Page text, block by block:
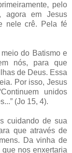
pelo
agora em Jesus
nele crê. Pela fé
do Batismo e
nós, para que
de Deus. Essa
Por isso, Jesus
unidos
(Jo 15, 4).
cuidando de sua
que através de
Da vinha de
nos enxertaria